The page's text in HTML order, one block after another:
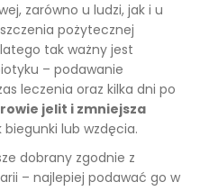
zarówno u ludzi, jak i u
pożytecznej
tak ważny jest
– podawanie
leczenia oraz kilka dni po
jelit i zmniejsza
biegunki lub wzdęcia.
dobrany zgodnie z
– najlepiej podawać go w